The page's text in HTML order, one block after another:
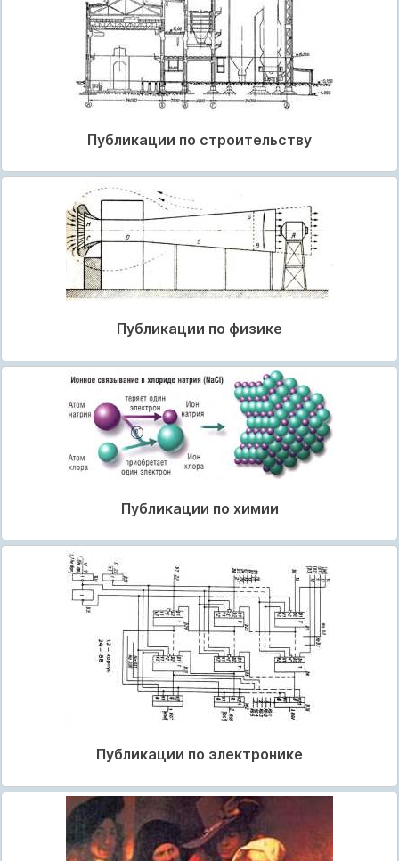
Публикации по строительству
Публикации по физике
Публикации по химии
Публикации по электронике